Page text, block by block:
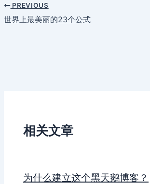
PREVIOUS
世界上最美丽的23个公式
相关文章
为什么建立这个黑天鹅博客？